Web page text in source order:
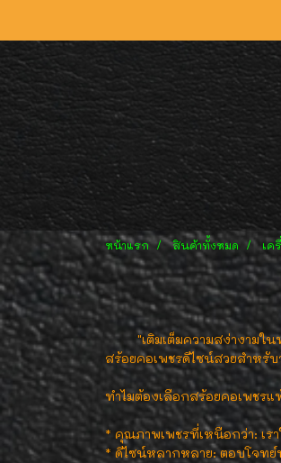
หน้าแรก สินค้าทั้งหมด เค
"เติมเต็มความสง่างามในทุก
สร้อยคอเพชรดีไซน์สวยสำหรั
ทำไมต้องเลือกสร้อยคอเพชรแ
* คุณภาพเพชรที่เหนือกว่า: เร
* ดีไซน์หลากหลาย: ตอบโจท